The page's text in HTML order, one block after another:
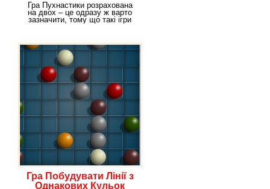
Гра Пухнастики розрахована
на двох – це одразу ж варто
зазначити, тому що такі ігри
Гра Побудувати Лінії з
Однакових Кульок